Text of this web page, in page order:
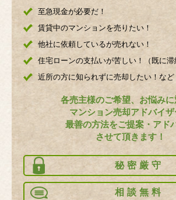
至急現金が必要だ！
賃貸中のマンションを売りたい！
他社に依頼しているが売れない！
住宅ローンの支払いが苦しい！（既に滞
近所の方に知られずに売却したい！など
各売主様のご希望、お悩みに
マンション売却アドバイ
最善の方法をご提案・アド
させて頂きます！
秘密厳守
相談無料